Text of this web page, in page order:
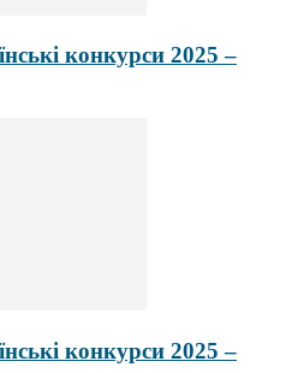
конкурси 2025 –
конкурси 2025 –